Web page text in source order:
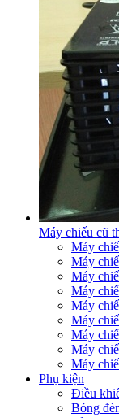
Máy chiếu cũ
Máy
Máy
Máy
Máy
Máy
Máy
Máy
Máy
Máy
Phụ kiện
Điều
Bóng